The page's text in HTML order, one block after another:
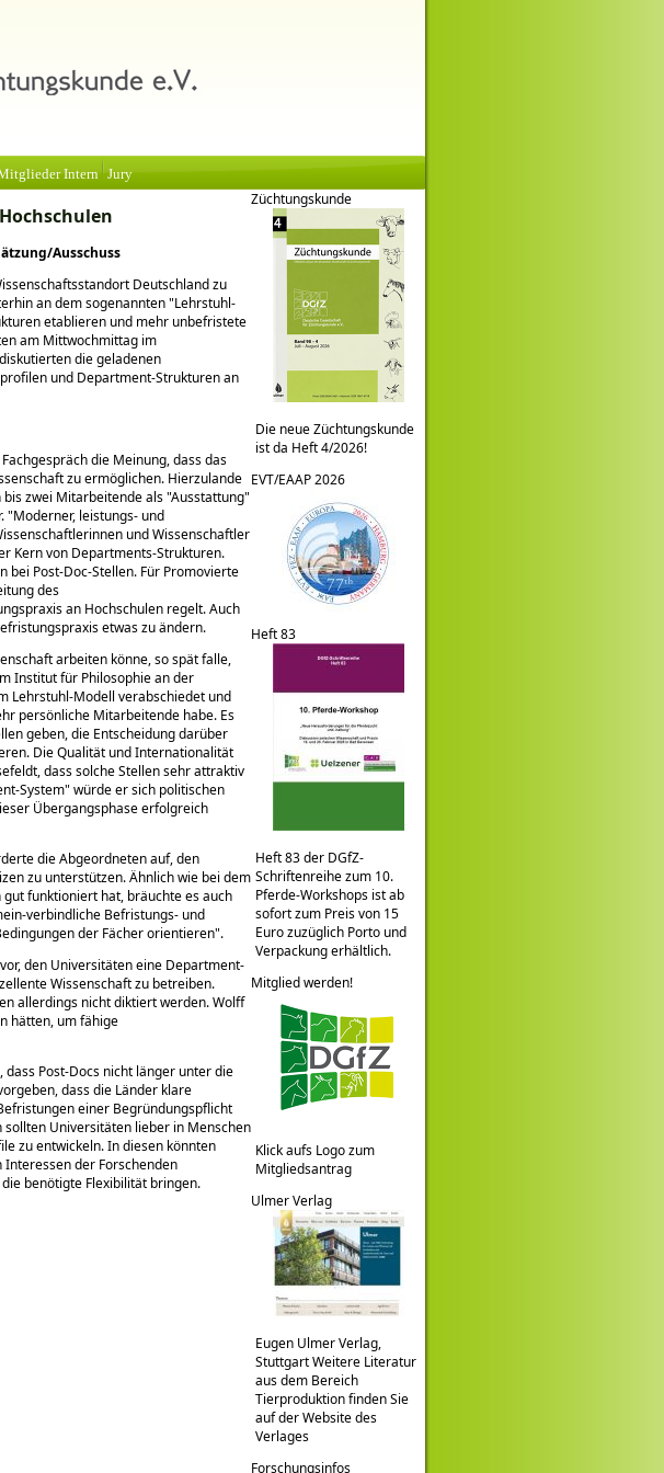
Intern Jury
Ausschuss
Deutschland zu
an dem sogenannten Lehrstuhl-
etablieren und mehr unbefristete
am Mittwochmittag im
die geladenen
und Department-Strukturen an
die Meinung, dass das
zu ermöglichen. Hierzulande
zwei Mitarbeitende als Ausstattung
Moderner, leistungs- und
und Wissenschaftler
Kern von Departments-Strukturen.
Post-Doc-Stellen. Für Promovierte
des
an Hochschulen regelt. Auch
etwas zu ändern.
arbeiten könne, so spät falle,
Institut für Philosophie an der
Lehrstuhl-Modell verabschiedet und
persönliche Mitarbeitende habe. Es
geben, die Entscheidung darüber
Die Qualität und Internationalität
dass solche Stellen sehr attraktiv
System würde er sich politischen
Übergangsphase erfolgreich
die Abgeordneten auf, den
zu unterstützen. Ähnlich wie bei dem
funktioniert hat, bräuchte es auch
verbindliche Befristungs- und
der Fächer orientieren .
den Universitäten eine Department-
Wissenschaft zu betreiben.
allerdings nicht diktiert werden. Wolff
hätten, um fähige
Post-Docs nicht länger unter die
dass die Länder klare
einer Begründungspflicht
sollten Universitäten lieber in Menschen
zu entwickeln. In diesen könnten
der Forschenden
benötigte Flexibilität bringen.
Züchtungskunde
Die neue Züchtungskunde
ist da Heft 4/2026!
EVT/EAAP 2026
Heft 83
Heft 83 der DGfZ-
Schriftenreihe zum 10.
Pferde-Workshops ist ab
sofort zum Preis von 15
Euro zuzüglich Porto und
Verpackung erhältlich.
Mitglied werden!
Klick aufs Logo zum
Mitgliedsantrag
Ulmer Verlag
Eugen Ulmer Verlag,
Stuttgart Weitere Literatur
aus dem Bereich
Tierproduktion finden Sie
auf der Website des
Verlages
Forschungsinfos